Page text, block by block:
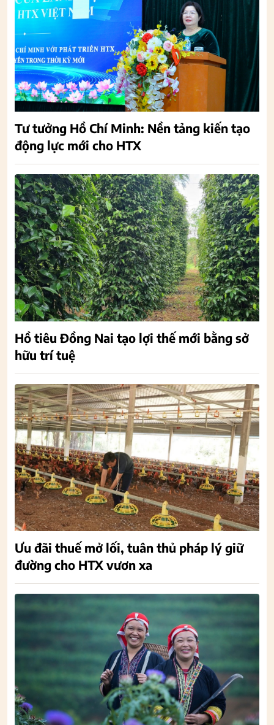
Tư tưởng Hồ Chí Minh: Nền tảng kiến tạo
động lực mới cho HTX
Hồ tiêu Đồng Nai tạo lợi thế mới bằng sở
hữu trí tuệ
Ưu đãi thuế mở lối, tuân thủ pháp lý giữ
đường cho HTX vươn xa